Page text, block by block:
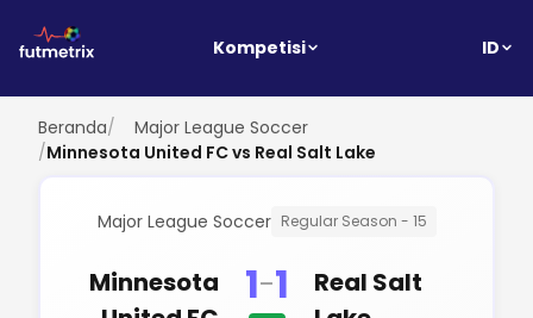
Kompetisi ID
Beranda/
Major League Soccer
/Minnesota United FC vs Real Salt Lake
Major League Soccer Regular Season - 15
Minnesota
1-1
Real Salt